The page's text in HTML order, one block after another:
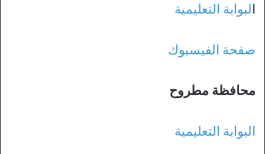
البوابة التعليمية
صفحة الفيسبوك
محافظة مطروح
البوابة التعليمية